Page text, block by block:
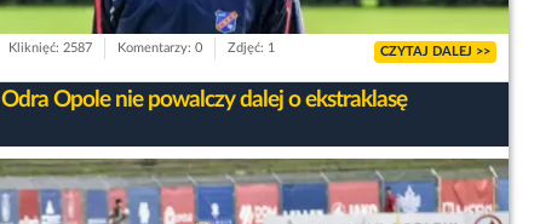
Kliknięć: 2587 Komentarzy: 0 Zdjęć: 1 CZYTAJ DALEJ >>
Odra Opole nie powalczy dalej o ekstraklasę